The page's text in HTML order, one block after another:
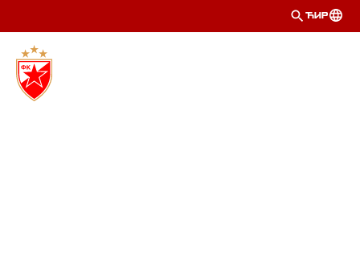
ЋИР